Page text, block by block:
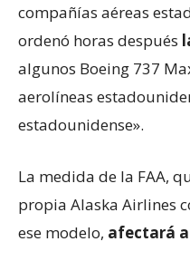
compañías aéreas
ordenó horas después
algunos Boeing 737
aerolíneas
estadounidense».
La medida de la FAA,
propia Alaska Airlines
ese modelo, afectará